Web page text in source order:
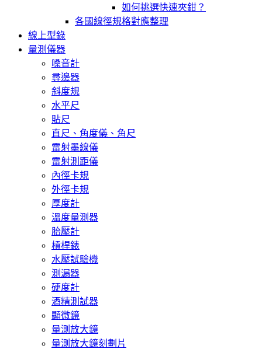
如何挑選快速夾鉗？
各國線徑規格對應整理
線上型錄
量測儀器
噪音計
尋邊器
斜度規
水平尺
貼尺
直尺、角度儀、角尺
雷射墨線儀
雷射測距儀
內徑卡規
外徑卡規
厚度計
溫度量測器
胎壓計
槓桿錶
水壓試驗機
測漏器
硬度計
酒精測試器
顯微鏡
量測放大鏡
量測放大鏡刻劃片